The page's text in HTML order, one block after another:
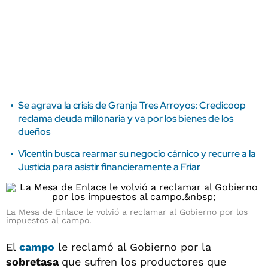
Se agrava la crisis de Granja Tres Arroyos: Credicoop
reclama deuda millonaria y va por los bienes de los
dueños
Vicentin busca rearmar su negocio cárnico y recurre a la
Justicia para asistir financieramente a Friar
La Mesa de Enlace le volvió a reclamar al Gobierno por los
impuestos al campo.
El campo le reclamó al Gobierno por la
sobretasa que sufren los productores que